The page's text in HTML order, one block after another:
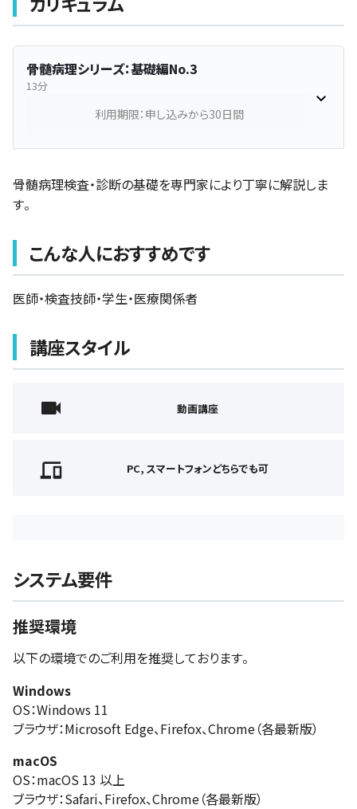
骨髄病理シリーズ：基礎編No.3
13分
利用期限：申し込みから30日間
骨髄病理検査・診断の基礎を専門家により丁寧に解説しま
す。
こんな人におすすめです
医師・検査技師・学生・医療関係者
講座スタイル
動画講座
PC, スマートフォンどちらでも可
システム要件
推奨環境
以下の環境でのご利用を推奨しております。
Windows
OS：Windows 11
ブラウザ：Microsoft Edge、Firefox、Chrome（各最新版）
macOS
OS：macOS 13 以上
ブラウザ：Safari、Firefox、Chrome（各最新版）